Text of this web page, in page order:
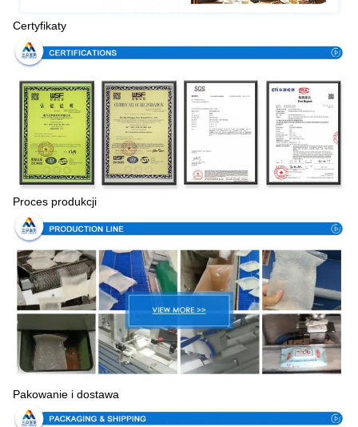
Certyfikaty
Proces produkcji
Pakowanie i dostawa